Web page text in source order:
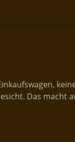
Das macht